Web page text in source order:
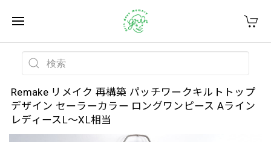
Remake リメイク 再構築 パッチワークキルトトップ
デザイン セーラーカラー ロングワンピース Aライン
レディースL〜XL相当